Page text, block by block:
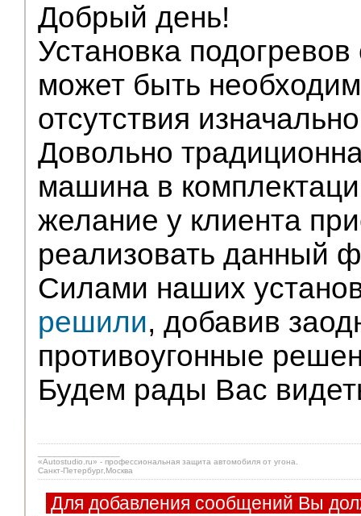
Добрый день!
Установка
может быть
отсутствия
Довольно
машина в
желание у клиента
реализовать данный
Силами наших
решили, добавив
противоугонные
Будем рады Вас
«Autostudio.ru» - профессиональная защита автомобиля от угона.
Санкт-Петербург,Москва
Для добавления сообщений Вы